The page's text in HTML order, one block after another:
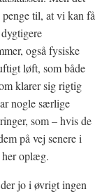
til, at vi kan få
også fysiske
løft, som både
klarer sig rigtig
nogle særlige
som – hvis de
på vej senere i
her oplæg.
jo i øvrigt ingen